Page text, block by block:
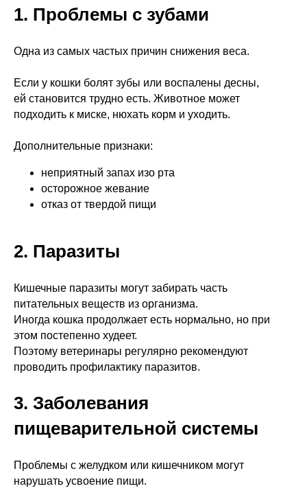
1. Проблемы с зубами
Одна из самых частых причин снижения веса.
Если у кошки болят зубы или воспалены десны,
ей становится трудно есть. Животное может
подходить к миске, нюхать корм и уходить.
Дополнительные признаки:
неприятный запах изо рта
осторожное жевание
отказ от твердой пищи
2. Паразиты
Кишечные паразиты могут забирать часть
питательных веществ из организма.
Иногда кошка продолжает есть нормально, но при
этом постепенно худеет.
Поэтому ветеринары регулярно рекомендуют
проводить профилактику паразитов.
3. Заболевания
пищеварительной системы
Проблемы с желудком или кишечником могут
нарушать усвоение пищи.